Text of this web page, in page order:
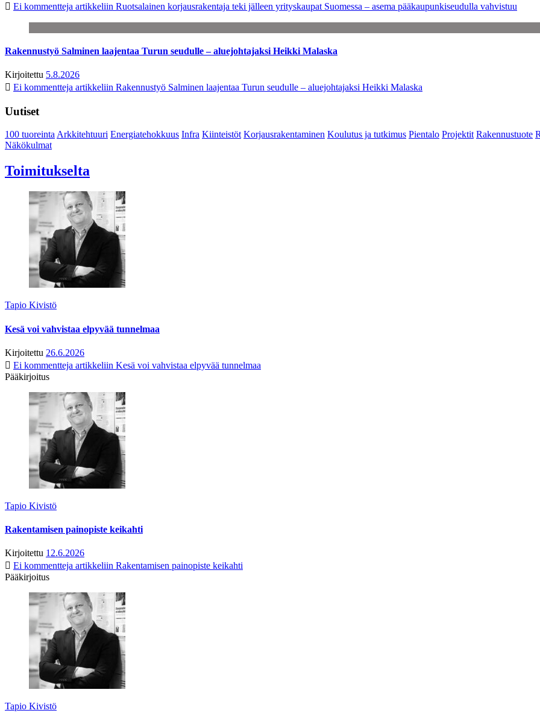
Ei kommentteja artikkeliin Ruotsalainen korjausrakentaja teki jälleen yrityskaupat Suomessa – asema pääkaupunkiseudulla vahvistuu
Rakennustyö Salminen laajentaa Turun seudulle – aluejohtajaksi Heikki Malaska
Kirjoitettu 5.8.2026
Ei kommentteja artikkeliin Rakennustyö Salminen laajentaa Turun seudulle – aluejohtajaksi Heikki Malaska
Uutiset
100 tuoreintaArkkitehtuuri Energiatehokkuus Infra Kiinteistöt Korjausrakentaminen Koulutus ja tutkimus Pientalo Projektit Rakennustuote
Näkökulmat
Toimitukselta
Tapio Kivistö
Kesä voi vahvistaa elpyvää tunnelmaa
Kirjoitettu 26.6.2026
Ei kommentteja artikkeliin Kesä voi vahvistaa elpyvää tunnelmaa
Pääkirjoitus
Tapio Kivistö
Rakentamisen painopiste keikahti
Kirjoitettu 12.6.2026
Ei kommentteja artikkeliin Rakentamisen painopiste keikahti
Pääkirjoitus
Tapio Kivistö